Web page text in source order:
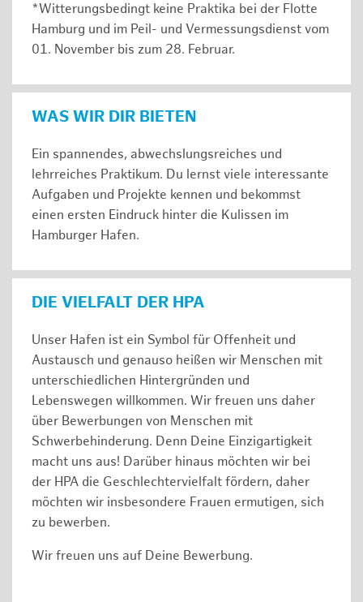
*Witterungsbedingt keine Praktika bei der Flotte
Hamburg und im Peil- und Vermessungsdienst vom
01. November bis zum 28. Februar.
WAS WIR DIR BIETEN
Ein spannendes, abwechslungsreiches und
lehrreiches Praktikum. Du lernst viele interessante
Aufgaben und Projekte kennen und bekommst
einen ersten Eindruck hinter die Kulissen im
Hamburger Hafen.
DIE VIELFALT DER HPA
Unser Hafen ist ein Symbol für Offenheit und
Austausch und genauso heißen wir Menschen mit
unterschiedlichen Hintergründen und
Lebenswegen willkommen. Wir freuen uns daher
über Bewerbungen von Menschen mit
Schwerbehinderung. Denn Deine Einzigartigkeit
macht uns aus! Darüber hinaus möchten wir bei
der HPA die Geschlechtervielfalt fördern, daher
möchten wir insbesondere Frauen ermutigen, sich
zu bewerben.
Wir freuen uns auf Deine Bewerbung.